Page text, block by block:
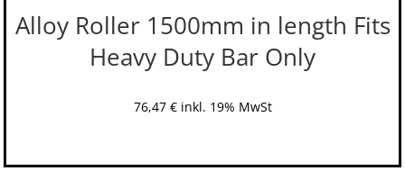
Alloy Roller 1500mm in length Fits
Heavy Duty Bar Only
76,47 € inkl. 19% MwSt